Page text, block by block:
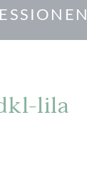
lila